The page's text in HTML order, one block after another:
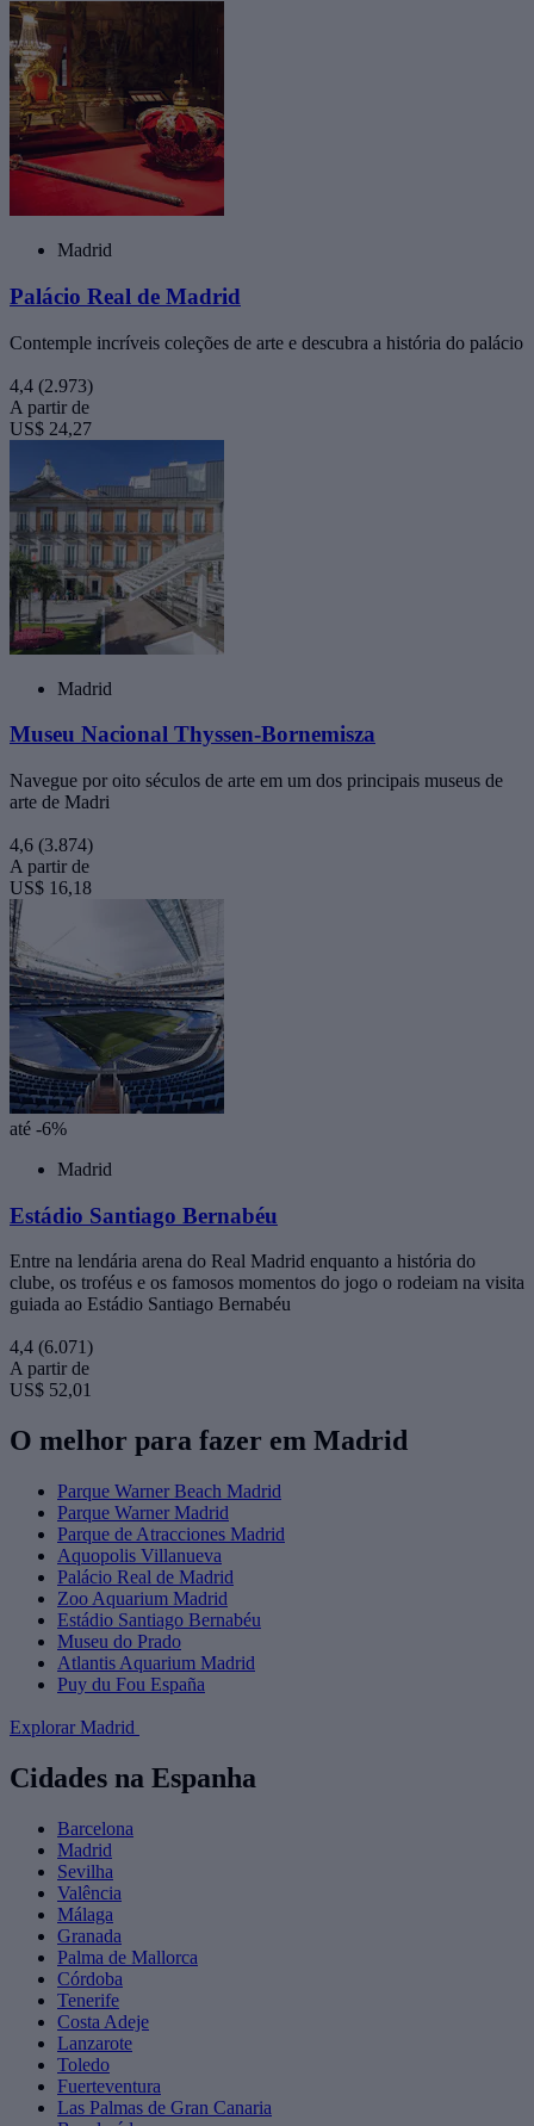
Madrid
Palácio Real de Madrid
Contemple incríveis coleções de arte e descubra a história do palácio
4,4 (2.973)
A partir de
US$ 24,27
Madrid
Museu Nacional Thyssen-Bornemisza
Navegue por oito séculos de arte em um dos principais museus de
arte de Madri
4,6 (3.874)
A partir de
US$ 16,18
até -6%
Madrid
Estádio Santiago Bernabéu
Entre na lendária arena do Real Madrid enquanto a história do
clube, os troféus e os famosos momentos do jogo o rodeiam na visita
guiada ao Estádio Santiago Bernabéu
4,4 (6.071)
A partir de
US$ 52,01
O melhor para fazer em Madrid
Parque Warner Beach Madrid
Parque Warner Madrid
Parque de Atracciones Madrid
Aquopolis Villanueva
Palácio Real de Madrid
Zoo Aquarium Madrid
Estádio Santiago Bernabéu
Museu do Prado
Atlantis Aquarium Madrid
Puy du Fou España
Explorar Madrid
Cidades na Espanha
Barcelona
Madrid
Sevilha
Valência
Málaga
Granada
Palma de Mallorca
Córdoba
Tenerife
Costa Adeje
Lanzarote
Toledo
Fuerteventura
Las Palmas de Gran Canaria